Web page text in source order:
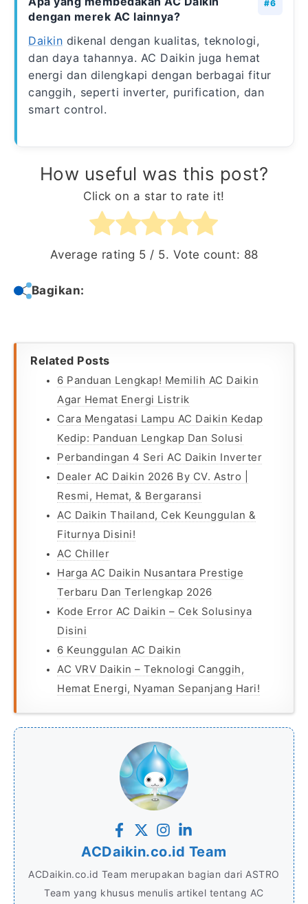
dengan merek AC lainnya?
Daikin dikenal dengan kualitas, teknologi,
dan daya tahannya. AC Daikin juga hemat
energi dan dilengkapi dengan berbagai fitur
canggih, seperti inverter, purification, dan
smart control.
How useful was this post?
Click on a star to rate it!
Average rating 5 / 5. Vote count: 88
Bagikan:
Related Posts
6 Panduan Lengkap! Memilih AC Daikin
Agar Hemat Energi Listrik
Cara Mengatasi Lampu AC Daikin Kedap
Kedip: Panduan Lengkap Dan Solusi
Perbandingan 4 Seri AC Daikin Inverter
Dealer AC Daikin 2026 By CV. Astro |
Resmi, Hemat, & Bergaransi
AC Daikin Thailand, Cek Keunggulan &
Fiturnya Disini!
AC Chiller
Harga AC Daikin Nusantara Prestige
Terbaru Dan Terlengkap 2026
Kode Error AC Daikin – Cek Solusinya
Disini
6 Keunggulan AC Daikin
AC VRV Daikin – Teknologi Canggih,
Hemat Energi, Nyaman Sepanjang Hari!
ACDaikin.co.id Team
ACDaikin.co.id Team merupakan bagian dari ASTRO
Team yang khusus menulis artikel tentang AC